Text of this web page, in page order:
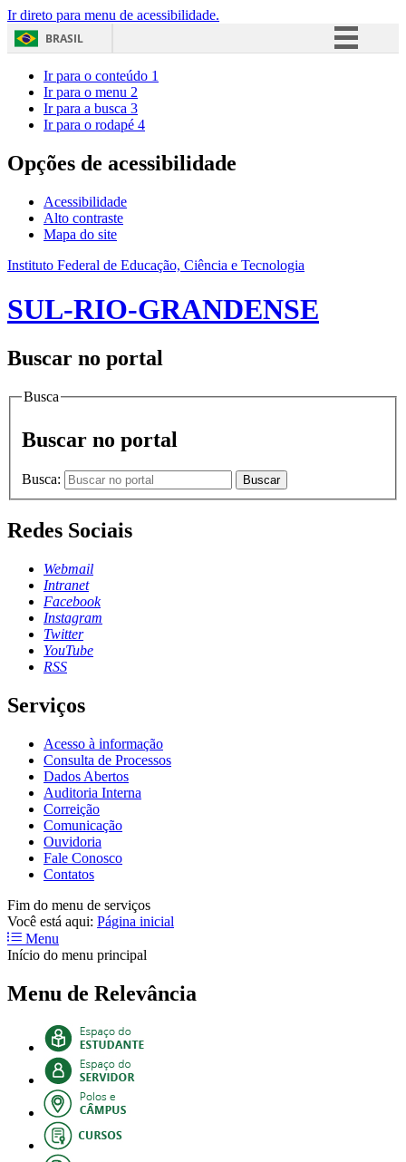
Ir direto para menu de acessibilidade.
BRASIL
Acesso à informação
Ir para o conteúdo 1
Ir para o menu 2
Ir para a busca 3
Ir para o rodapé 4
Opções de acessibilidade
Acessibilidade
Alto contraste
Mapa do site
Instituto Federal de Educação, Ciência e Tecnologia
SUL-RIO-GRANDENSE
Buscar no portal
Busca
Buscar no portal
Busca: Buscar
Redes Sociais
Webmail
Intranet
Facebook
Instagram
Twitter
YouTube
RSS
Serviços
Acesso à informação
Consulta de Processos
Dados Abertos
Auditoria Interna
Correição
Comunicação
Ouvidoria
Fale Conosco
Contatos
Fim do menu de serviços
Você está aqui: Página inicial
Menu
Início do menu principal
Menu de Relevância